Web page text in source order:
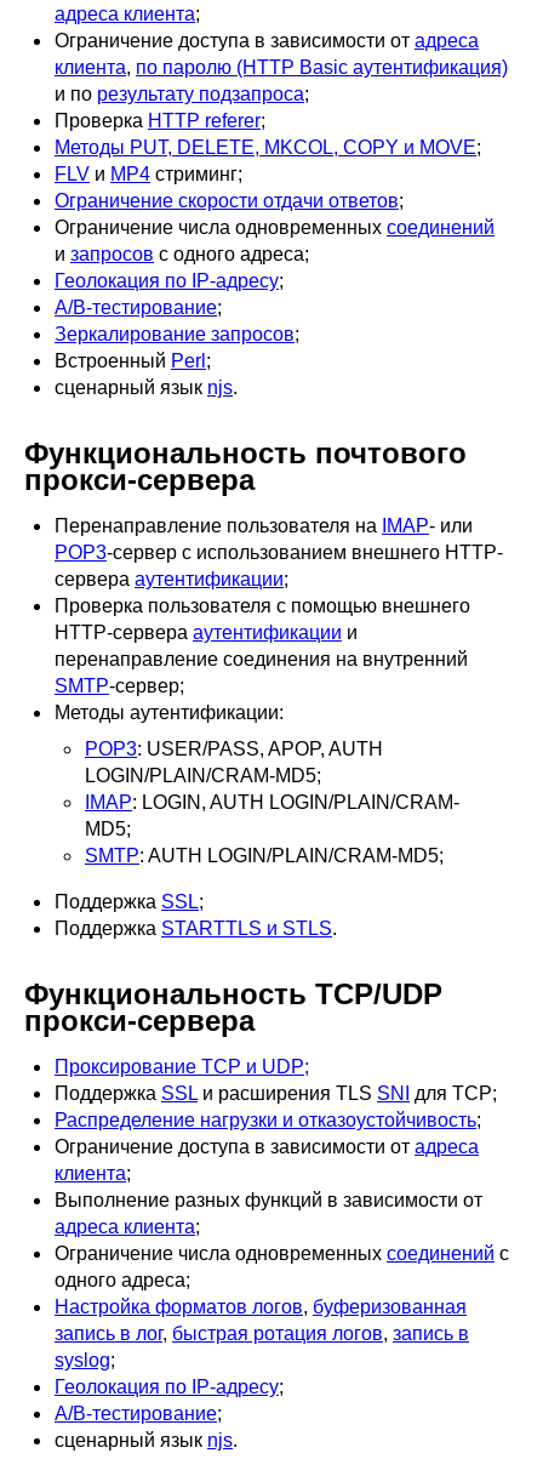
адреса клиента;
Ограничение доступа в зависимости от адреса
клиента, по паролю (HTTP Basic аутентификация)
и по результату подзапроса;
Проверка HTTP referer;
Методы PUT, DELETE, MKCOL, COPY и MOVE;
FLV и MP4 стриминг;
Ограничение скорости отдачи ответов;
Ограничение числа одновременных соединений
и запросов с одного адреса;
Геолокация по IP-адресу;
A/B-тестирование;
Зеркалирование запросов;
Встроенный Perl ;
сценарный язык njs.
Функциональность почтового
прокси-сервера
Перенаправление пользователя на IMAP- или
POP3-сервер с использованием внешнего HTTP-
сервера аутентификации;
Проверка пользователя с помощью внешнего
HTTP-сервера аутентификации и
перенаправление соединения на внутренний
SMTP-сервер;
Методы аутентификации:
POP3: USER/PASS, APOP, AUTH
LOGIN/PLAIN/CRAM-MD5;
IMAP: LOGIN, AUTH LOGIN/PLAIN/CRAM-
MD5;
SMTP: AUTH LOGIN/PLAIN/CRAM-MD5;
Поддержка SSL;
Поддержка STARTTLS и STLS.
Функциональность TCP/UDP
прокси-сервера
Проксирование TCP и UDP;
Поддержка SSL и расширения TLS SNI
для TCP;
Распределение нагрузки и отказоустойчивость;
Ограничение доступа в зависимости от адреса
клиента;
Выполнение разных функций в зависимости от
адреса клиента;
Ограничение числа одновременных соединений с
одного адреса;
Настройка форматов логов, буферизованная
запись в лог, быстрая ротация логов, запись в
syslog;
Геолокация по IP-адресу;
A/B-тестирование;
сценарный язык njs.